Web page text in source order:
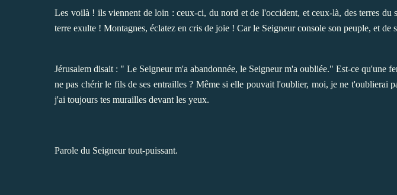
Les voilà ! ils viennent de loin : ceux-ci, du nord et de l'occident, et ceux-là, des terres du
terre exulte ! Montagnes, éclatez en cris de joie ! Car le Seigneur console son peuple, et de
Jérusalem disait : " Le Seigneur m'a abandonnée, le Seigneur m'a oubliée." Est-ce qu'une
ne pas chérir le fils de ses entrailles ? Même si elle pouvait l'oublier, moi, je ne t'oublierai
j'ai toujours tes murailles devant les yeux.
Parole du Seigneur tout-puissant.